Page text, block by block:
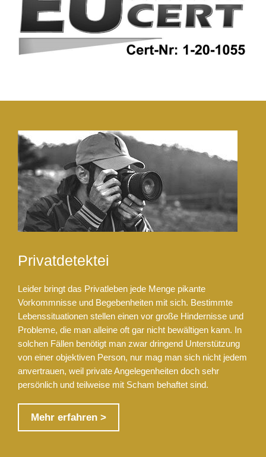
Privatdetektei
Leider bringt das Privatleben jede Menge pikante
Vorkommnisse und Begebenheiten mit sich. Bestimmte
Lebenssituationen stellen einen vor große Hindernisse und
Probleme, die man alleine oft gar nicht bewältigen kann. In
solchen Fällen benötigt man zwar dringend Unterstützung
von einer objektiven Person, nur mag man sich nicht jedem
anvertrauen, weil private Angelegenheiten doch sehr
persönlich und teilweise mit Scham behaftet sind.
Mehr erfahren >